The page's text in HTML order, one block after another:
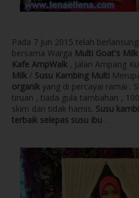
Pada 7 Jun 2015 telah
bersama Warga Multi Goat's Milk
Kafe AmpWalk , Jalan Ampang
Milk / Susu Kambing Multi
organik yang di percayai ramai .
tiruan , tiada gula tambahan ,
skim dan tidak hamis. Susu
terbaik selepas susu ibu .